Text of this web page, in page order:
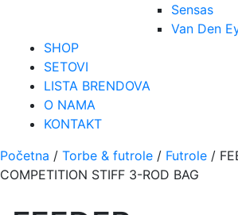
Sensas
Van Den
SHOP
SETOVI
LISTA BRENDOVA
O NAMA
KONTAKT
Početna / Torbe & futrole / Futrole /
COMPETITION STIFF 3-ROD BAG